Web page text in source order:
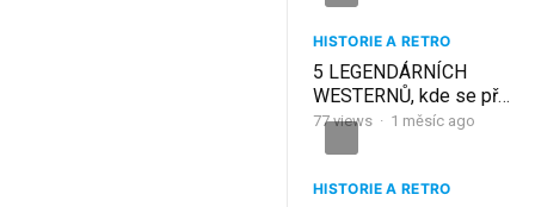
HISTORIE A RETRO
5 LEGENDÁRNÍCH
WESTERNŮ, kde se při
natáčení odehrály
77views · 1 měsíc ago
HISTORIE A RETRO